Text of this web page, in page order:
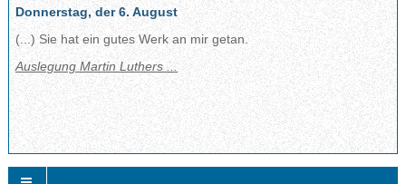
Donnerstag, der 6. August
(...) Sie hat ein gutes Werk an mir getan.
Auslegung Martin Luthers ...